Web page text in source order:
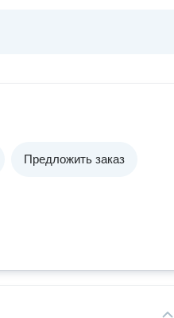
Предложить заказ